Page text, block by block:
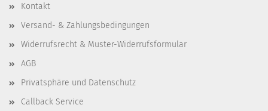
Kontakt
Versand- & Zahlungsbedingungen
Widerrufsrecht & Muster-Widerrufsformular
AGB
Privatsphäre und Datenschutz
Callback Service